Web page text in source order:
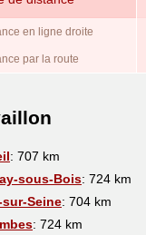
en ligne droite
par la route
: 707 km
sous-Bois: 724 km
Seine: 704 km
: 724 km